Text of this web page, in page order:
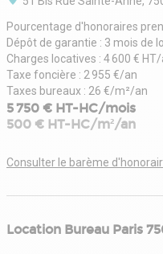
Pourcentage d'honoraires
Dépôt de garantie : 3 mois de
Charges locatives : 4 600 €
Taxe foncière : 2 955 €/an
Taxes bureaux : 26 €/m²/an
5 750 € HT-HC/mois
500 € HT-HC/m²/an
Consulter le barème
Location Bureau Paris